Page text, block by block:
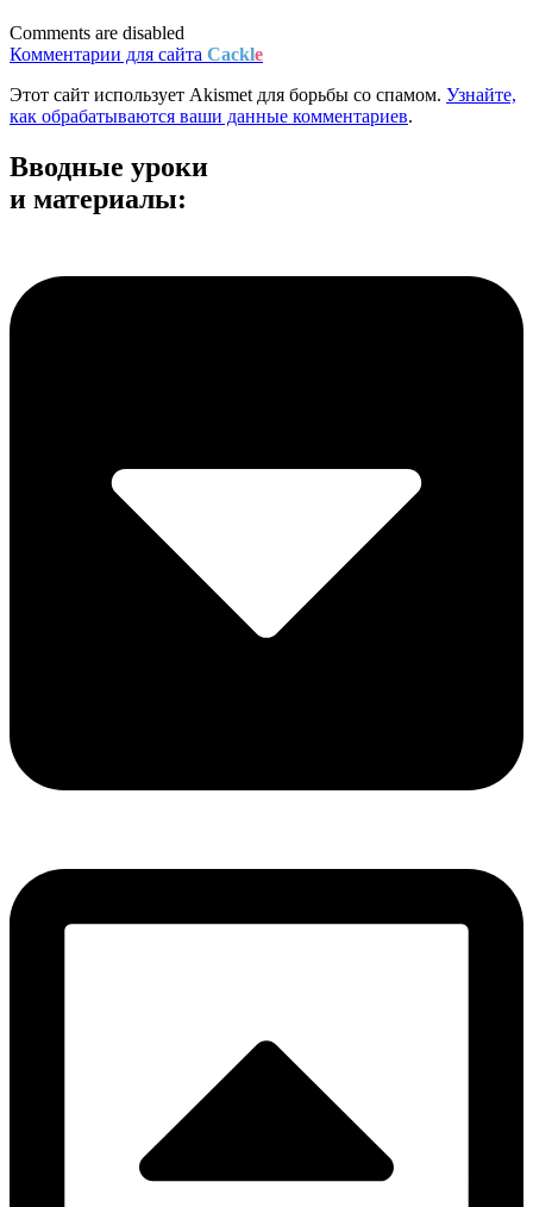
Comments are disabled
Комментарии для сайта Cackle
Этот сайт использует Akismet для борьбы со спамом. Узнайте,
как обрабатываются ваши данные комментариев.
Вводные уроки
и материалы: